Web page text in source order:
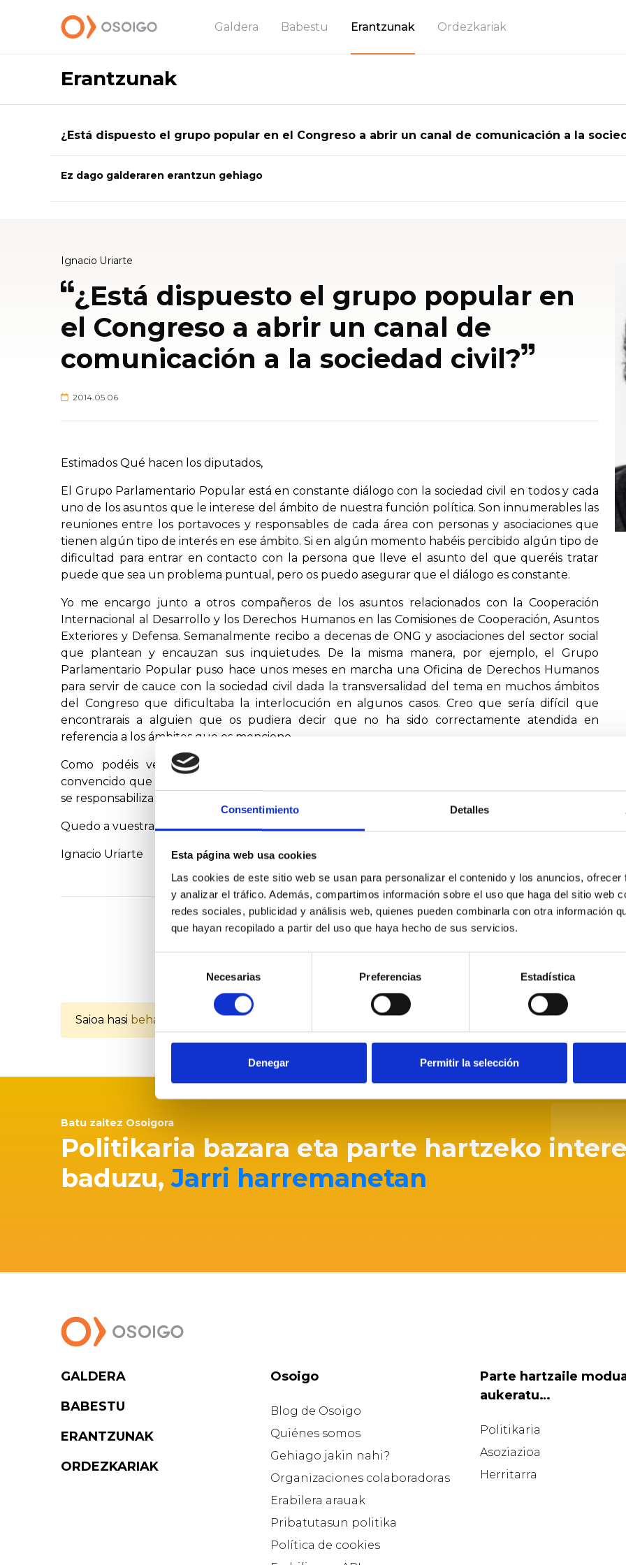
Consentimiento Detalles
Esta página web usa cookies
Las cookies de este sitio web se usan para personalizar el contenido y los anuncios,
y analizar el tráfico. Además, compartimos información sobre el uso que haga del sitio web
redes sociales, publicidad y análisis web, quienes pueden combinarla con otra información
que hayan recopilado a partir del uso que haya hecho de sus servicios.
consentimiento
Necesarias Preferencias Estadística
Denegar Permitir la selección
Galdera Babestu Erantzunak Ordezkariak
Erantzunak
¿Está dispuesto el grupo popular en el Congreso a abrir un canal de comunicación a la
Ez dago galderaren erantzun gehiago
Ignacio Uriarte
¿Está dispuesto el grupo popular en
el Congreso a abrir un canal de
comunicación a la sociedad civil?
2014.05.06
Estimados Qué hacen los diputados,
El Grupo Parlamentario Popular está en constante diálogo con la sociedad civil en todos y cada
uno de los asuntos que le interese del ámbito de nuestra función política. Son innumerables las
reuniones entre los portavoces y responsables de cada área con personas y asociaciones que
tienen algún tipo de interés en ese ámbito. Si en algún momento habéis percibido algún tipo de
dificultad para entrar en contacto con la persona que lleve el asunto del que queréis tratar
puede que sea un problema puntual, pero os puedo asegurar que el diálogo es constante.
Yo me encargo junto a otros compañeros de los asuntos relacionados con la Cooperación
Internacional al Desarrollo y los Derechos Humanos en las Comisiones de Cooperación, Asuntos
Exteriores y Defensa. Semanalmente recibo a decenas de ONG y asociaciones del sector social
que plantean y encauzan sus inquietudes. De la misma manera, por ejemplo, el Grupo
Parlamentario Popular puso hace unos meses en marcha una Oficina de Derechos Humanos
para servir de cauce con la sociedad civil dada la transversalidad del tema en muchos ámbitos
del Congreso que dificultaba la interlocución en algunos casos. Creo que sería difícil que
encontrarais a alguien que os pudiera decir que no ha sido correctamente atendida en
referencia a los ámbitos que os menciono.
Como podéis ver, las puertas del Grupo Parlamentario Popular están abiertas y estoy
convencido que cualquier diputado es accesible en sí mismo o para derivaros a la persona que
se responsabiliza del asunto que os interesa.
Quedo a vuestra disposición y muchas gracias por la pregunta,
Ignacio Uriarte
Saioa hasi behar duzu baloratzeko
Batu zaitez Osoigora
Politikaria bazara eta parte hartzeko
baduzu,Jarri harremanetan
GALDERA
BABESTU
ERANTZUNAK
ORDEZKARIAK
Osoigo
Blog de Osoigo
Quiénes somos
Gehiago jakin nahi?
Organizaciones colaboradoras
Erabilera arauak
Pribatutasun politika
Política de cookies
Parte hartzaile
aukeratu…
Politikaria
Asoziazioa
Herritarra